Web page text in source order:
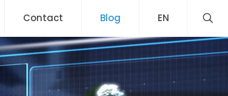
Contact Blog EN